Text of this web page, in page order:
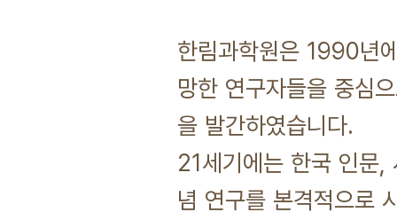
한림과학원은 1990년
망한 연구자들을 중심
을 발간하였습니다.
21세기에는 한국 인문
념 연구를 본격적으로